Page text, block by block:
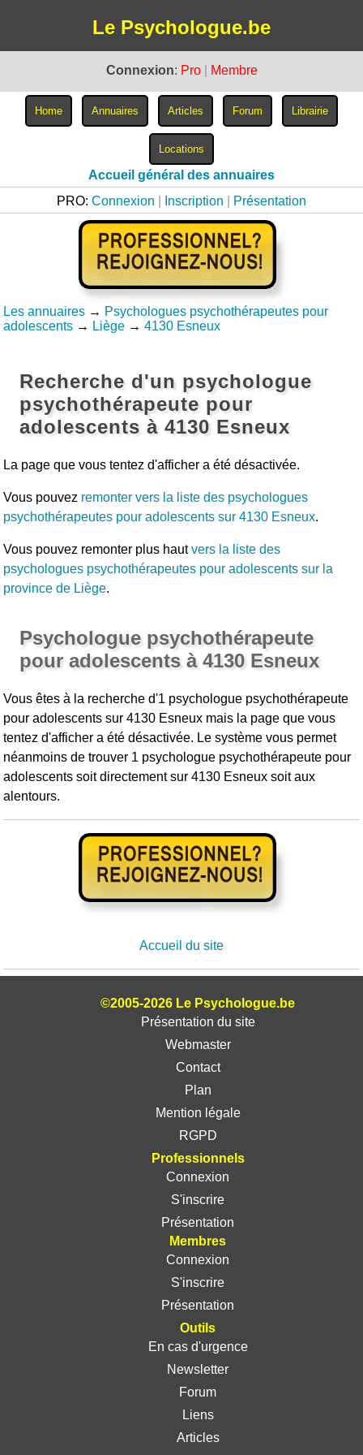
Le Psychologue.be
Connexion: Pro Membre
Accueil général des annuaires
PRO: Connexion Inscription Présentation
Les annuaires → Psychologues psychothérapeutes pour
adolescents → Liège → 4130 Esneux
Recherche d'un psychologue
psychothérapeute pour
adolescents à 4130 Esneux
La page que vous tentez d'afficher a été désactivée.
Vous pouvez remonter vers la liste des psychologues
psychothérapeutes pour adolescents sur 4130 Esneux.
Vous pouvez remonter plus hautvers la liste des
psychologues psychothérapeutes pour adolescents sur la
province de Liège.
Psychologue psychothérapeute
pour adolescents à 4130 Esneux
Vous êtes à la recherche d'1 psychologue psychothérapeute
pour adolescents sur 4130 Esneux mais la page que vous
tentez d'afficher a été désactivée. Le système vous permet
néanmoins de trouver 1 psychologue psychothérapeute pour
adolescents soit directement sur 4130 Esneux soit aux
alentours.
Accueil du site
©2005-2026 Le Psychologue.be
Présentation du site
Webmaster
Contact
Plan
Mention légale
RGPD
Professionnels
Connexion
S'inscrire
Présentation
Membres
Connexion
S'inscrire
Présentation
Outils
En cas d'urgence
Newsletter
Forum
Liens
Articles